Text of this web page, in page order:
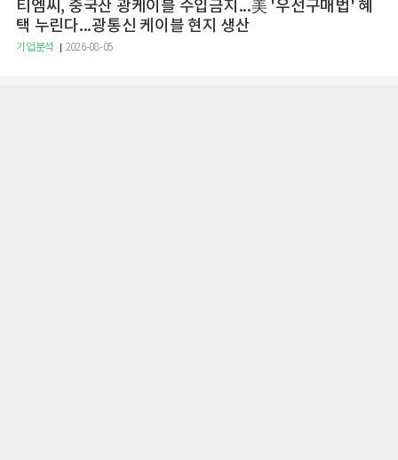
티엠씨, 중국산 광케이블 수입금지...美 '우선구매법' 혜
택 누린다...광통신 케이블 현지 생산
기업분석 2026-08-05